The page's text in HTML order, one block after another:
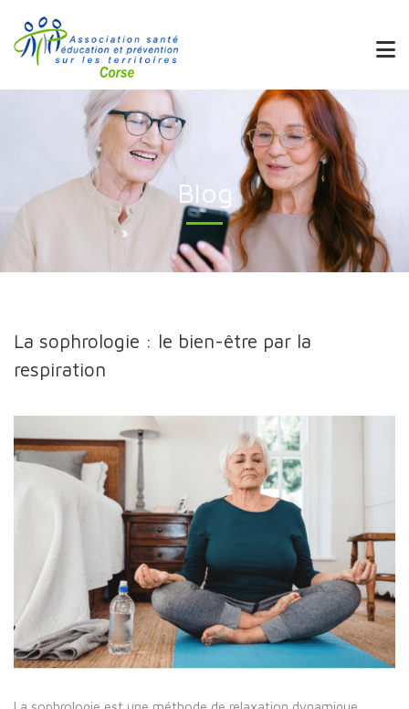
Blog
La sophrologie : le bien-être par la
respiration